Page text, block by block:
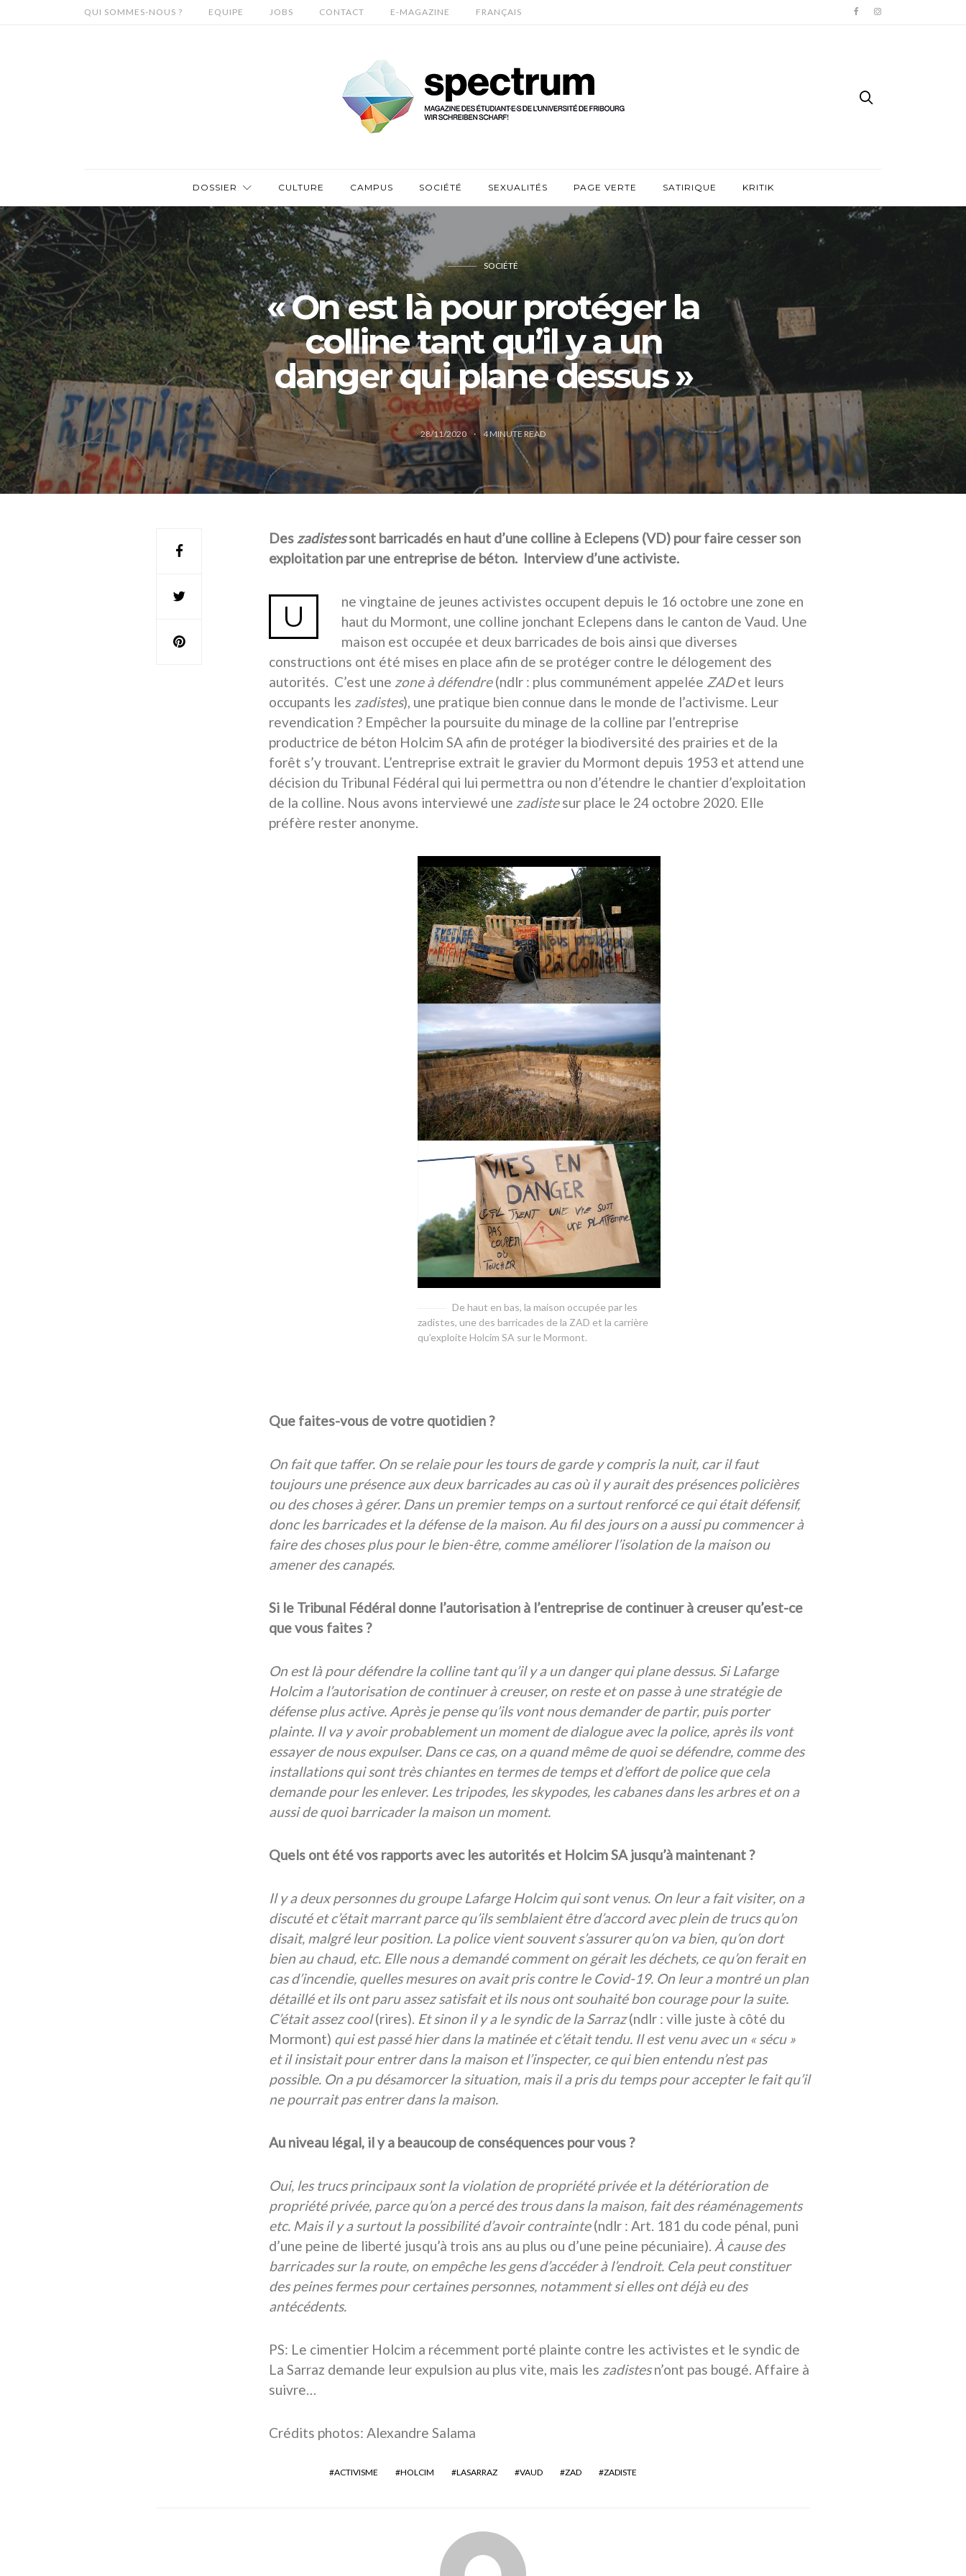
QUI SOMMES-NOUS ? EQUIPE JOBS CONTACT E-MAGAZINE FRANÇAIS
DOSSIER CULTURE CAMPUS SOCIÉTÉ SEXUALITÉS PAGE VERTE SATIRIQUE KRITIK
SOCIÉTÉ
« On est là pour protéger la
colline tant qu’il y a un
danger qui plane dessus »
28/11/2020 4MINUTE READ
Des zadistessont barricadés en haut d’une colline à Eclepens (VD) pour faire cesser son
exploitation par une entreprise de béton. Interview d’une activiste.
U
ne vingtaine de jeunes activistes occupent depuis le 16 octobre une zone en
haut du Mormont, une colline jonchant Eclepens dans le canton de Vaud. Une
maison est occupée et deux barricades de bois ainsi que diverses
constructions ont été mises en place afin de se protéger contre le délogement des
autorités. C’est une zone à défendre(ndlr : plus communément appelée ZADet leurs
occupants les zadistes), une pratique bien connue dans le monde de l’activisme. Leur
revendication ? Empêcher la poursuite du minage de la colline par l’entreprise
productrice de béton Holcim SA afin de protéger la biodiversité des prairies et de la
forêt s’y trouvant. L’entreprise extrait le gravier du Mormont depuis 1953 et attend une
décision du Tribunal Fédéral qui lui permettra ou non d’étendre le chantier d’exploitation
de la colline. Nous avons interviewé une zadistesur place le 24 octobre 2020. Elle
préfère rester anonyme.
De haut en bas, la maison occupée par les
zadistes, une des barricades de la ZAD et la carrière
qu’exploite Holcim SA sur le Mormont.
Que faites-vous de votre quotidien ?
On fait que taffer. On se relaie pour les tours de garde y compris la nuit, car il faut
toujours une présence aux deux barricades au cas où il y aurait des présences policières
ou des choses à gérer. Dans un premier temps on a surtout renforcé ce qui était défensif,
donc les barricades et la défense de la maison. Au fil des jours on a aussi pu commencer à
faire des choses plus pour le bien-être, comme améliorer l’isolation de la maison ou
amener des canapés.
Si le Tribunal Fédéral donne l’autorisation à l’entreprise de continuer à creuser qu’est-ce
que vous faites ?
On est là pour défendre la colline tant qu’il y a un danger qui plane dessus. Si Lafarge
Holcim a l’autorisation de continuer à creuser, on reste et on passe à une stratégie de
défense plus active. Après je pense qu’ils vont nous demander de partir, puis porter
plainte. Il va y avoir probablement un moment de dialogue avec la police, après ils vont
essayer de nous expulser. Dans ce cas, on a quand même de quoi se défendre, comme des
installations qui sont très chiantes en termes de temps et d’effort de police que cela
demande pour les enlever. Les tripodes, les skypodes, les cabanes dans les arbres et on a
aussi de quoi barricader la maison un moment.
Quels ont été vos rapports avec les autorités et Holcim SA jusqu’à maintenant ?
Il y a deux personnes du groupe Lafarge Holcim qui sont venus. On leur a fait visiter, on a
discuté et c’était marrant parce qu’ils semblaient être d’accord avec plein de trucs qu’on
disait, malgré leur position. La police vient souvent s’assurer qu’on va bien, qu’on dort
bien au chaud, etc. Elle nous a demandé comment on gérait les déchets, ce qu’on ferait en
cas d’incendie, quelles mesures on avait pris contre le Covid-19. On leur a montré un plan
détaillé et ils ont paru assez satisfait et ils nous ont souhaité bon courage pour la suite.
C’était assez cool(rires). Et sinon il y a le syndic de la Sarraz(ndlr : ville juste à côté du
Mormont) qui est passé hier dans la matinée et c’était tendu. Il est venu avec un « sécu »
et il insistait pour entrer dans la maison et l’inspecter, ce qui bien entendu n’est pas
possible. On a pu désamorcer la situation, mais il a pris du temps pour accepter le fait qu’il
ne pourrait pas entrer dans la maison.
Au niveau légal, il y a beaucoup de conséquences pour vous ?
Oui, les trucs principaux sont la violation de propriété privée et la détérioration de
propriété privée, parce qu’on a percé des trous dans la maison, fait des réaménagements
etc. Mais il y a surtout la possibilité d’avoir contrainte(ndlr : Art. 181 du code pénal, puni
d’une peine de liberté jusqu’à trois ans au plus ou d’une peine pécuniaire). À cause des
barricades sur la route, on empêche les gens d’accéder à l’endroit. Cela peut constituer
des peines fermes pour certaines personnes, notamment si elles ont déjà eu des
antécédents.
PS: Le cimentier Holcim a récemment porté plainte contre les activistes et le syndic de
La Sarraz demande leur expulsion au plus vite, mais les zadistesn’ont pas bougé. Affaire à
suivre…
Crédits photos: Alexandre Salama
ACTIVISME HOLCIM LASARRAZ VAUD ZAD ZADISTE